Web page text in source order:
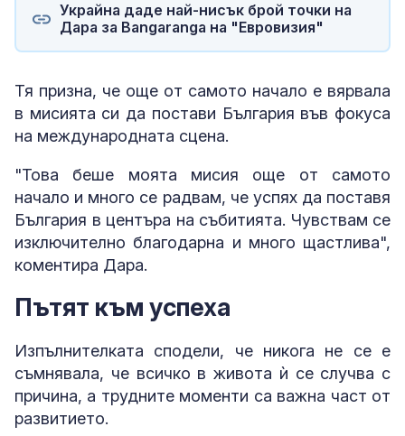
Украйна даде най-нисък брой точки на
Дара за Bangaranga на "Евровизия"
Тя призна, че още от самото начало е вярвала
в мисията си да постави България във фокуса
на международната сцена.
"Това беше моята мисия още от самото
начало и много се радвам, че успях да поставя
България в центъра на събитията. Чувствам се
изключително благодарна и много щастлива",
коментира Дара.
Пътят към успеха
Изпълнителката сподели, че никога не се е
съмнявала, че всичко в живота ѝ се случва с
причина, а трудните моменти са важна част от
развитието.